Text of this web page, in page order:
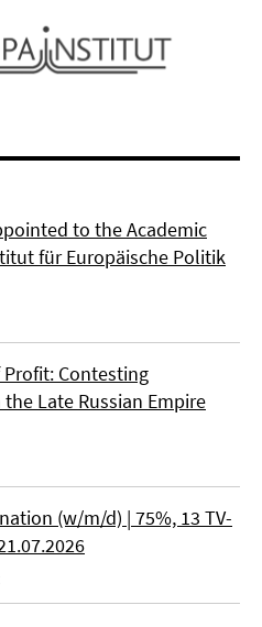
to the Academic
für Europäische Politik
Profit: Contesting
Late Russian Empire
(w/m/d) | 75%, 13 TV-